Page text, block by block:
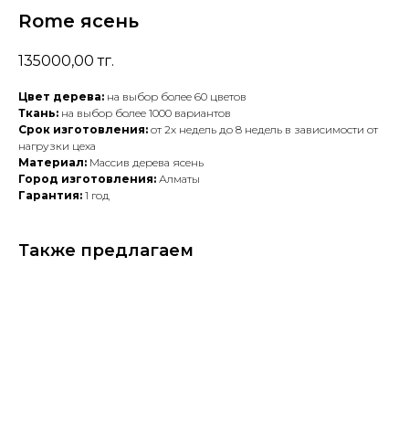
Rome ясень
135000,00 тг.
Цвет дерева: на выбор более 60 цветов
Ткань: на выбор более 1000 вариантов
Срок изготовления: от 2х недель до 8 недель в зависимости от
нагрузки цеха
Материал: Массив дерева ясень
Город изготовления: Алматы
Гарантия: 1 год
Также предлагаем